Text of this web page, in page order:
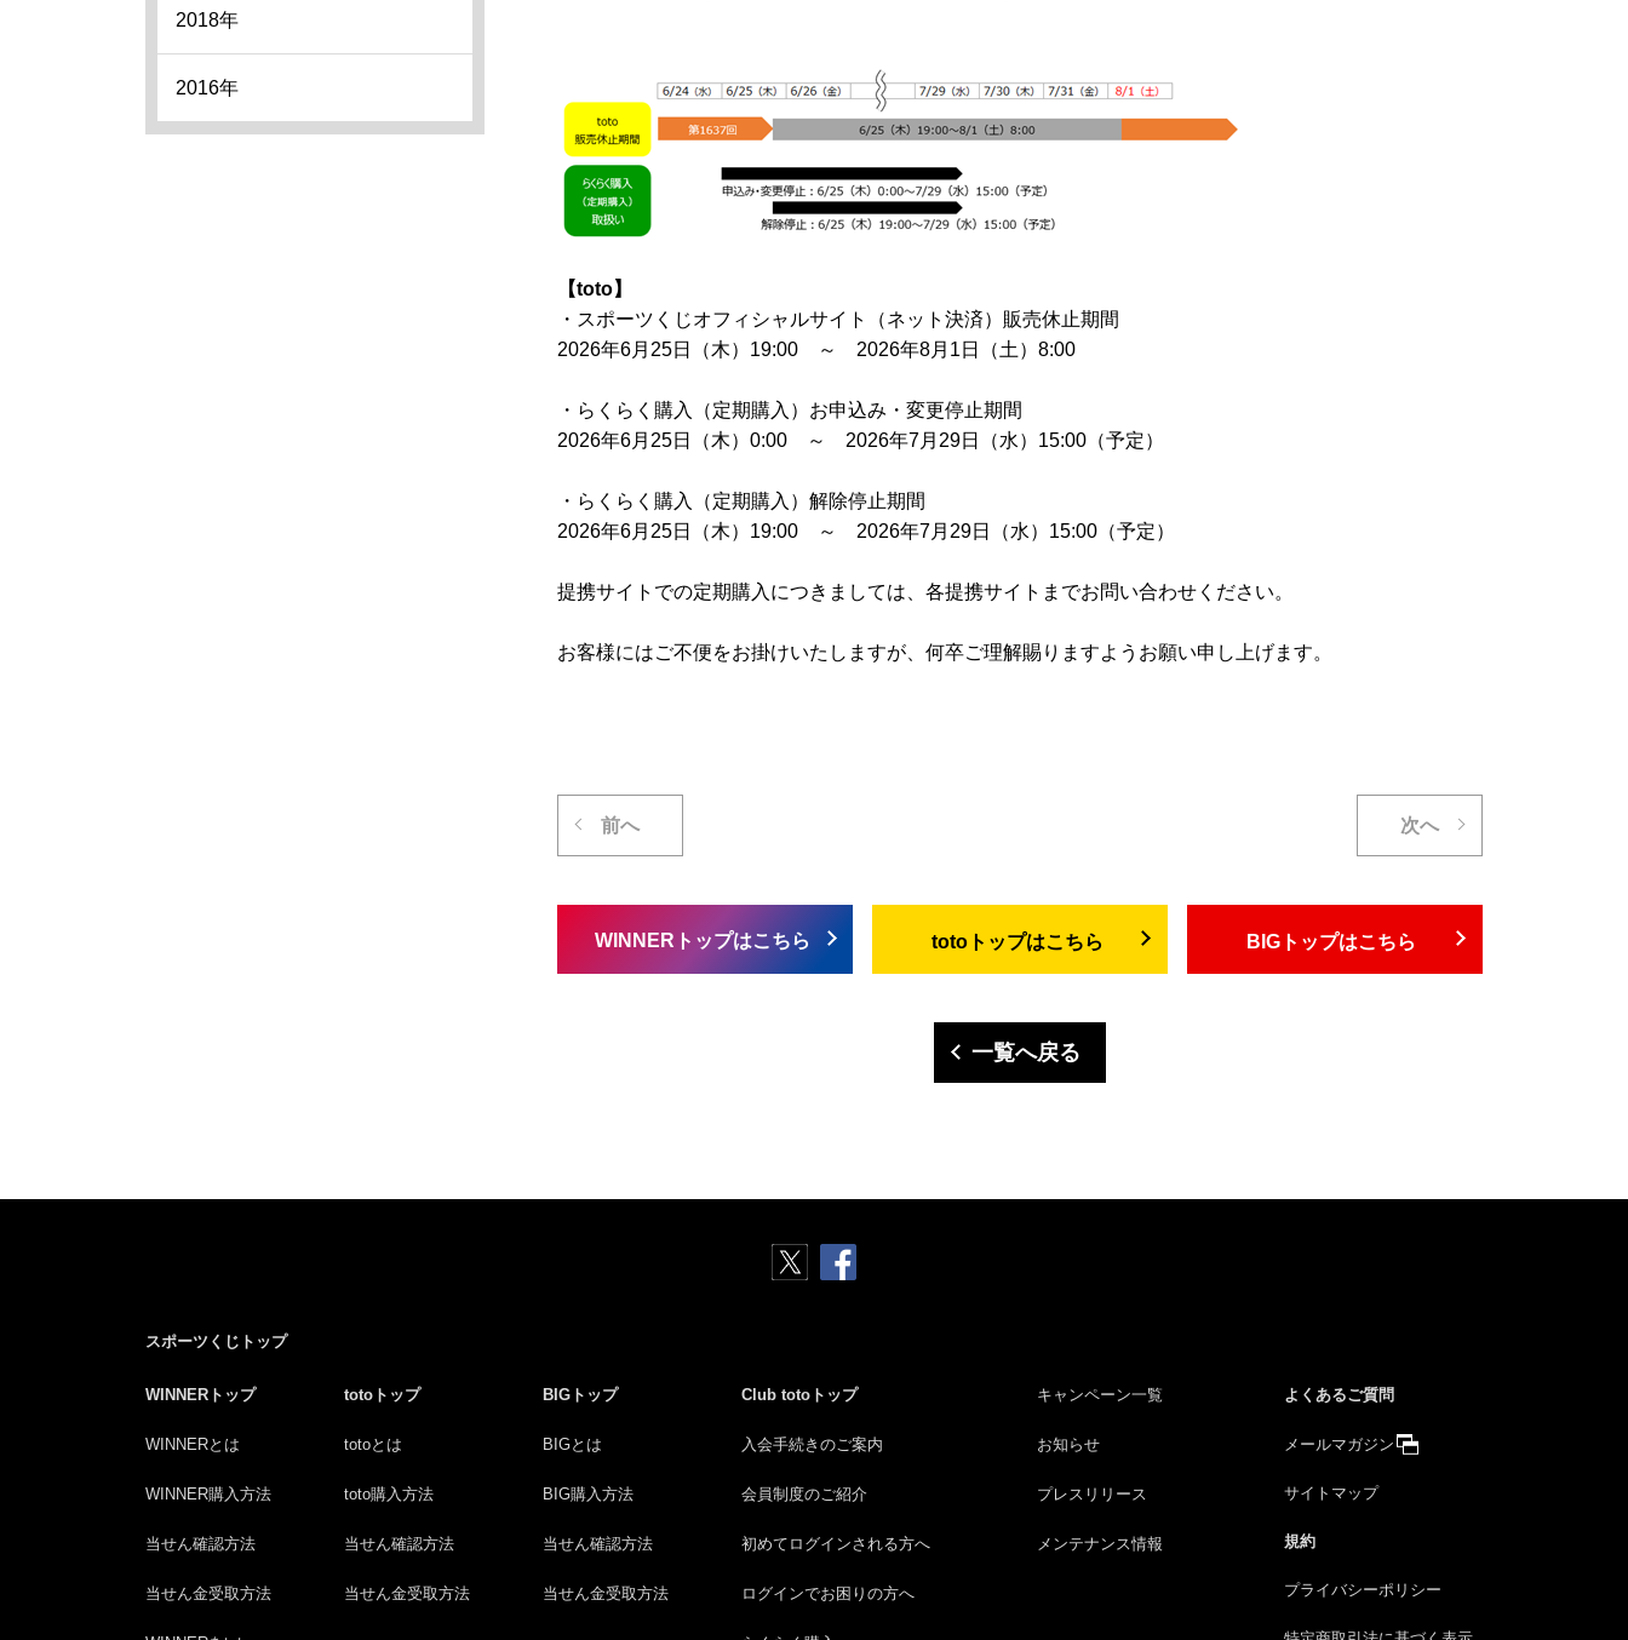
【toto】
・スポーツくじオフィシャルサイト（ネット決済）販売休止期間
2026年6月25日（木）19:00 ～ 2026年8月1日（土）8:00
・らくらく購入（定期購入）お申込み・変更停止期間
2026年6月25日（木）0:00 ～ 2026年7月29日（水）15:00（予定）
・らくらく購入（定期購入）解除停止期間
2026年6月25日（木）19:00 ～ 2026年7月29日（水）15:00（予定）
提携サイトでの定期購入につきましては、各提携サイトまでお問い合わせください。
お客様にはご不便をお掛けいたしますが、何卒ご理解賜りますようお願い申し上げます。
前へ 次へ
WINNERトップはこちら totoトップはこちら BIGトップはこちら
一覧へ戻る
2018年
2016年
スポーツくじトップ
WINNERトップ
WINNERとは
WINNER購入方法
当せん確認方法
当せん金受取方法
totoトップ
totoとは
toto購入方法
当せん確認方法
当せん金受取方法
BIGトップ
BIGとは
BIG購入方法
当せん確認方法
当せん金受取方法
Club totoトップ
入会手続きのご案内
会員制度のご紹介
初めてログインされる方へ
ログインでお困りの方へ
キャンペーン一覧
お知らせ
プレスリリース
メンテナンス情報
よくあるご質問
メールマガジン
サイトマップ
規約
プライバシーポリシー